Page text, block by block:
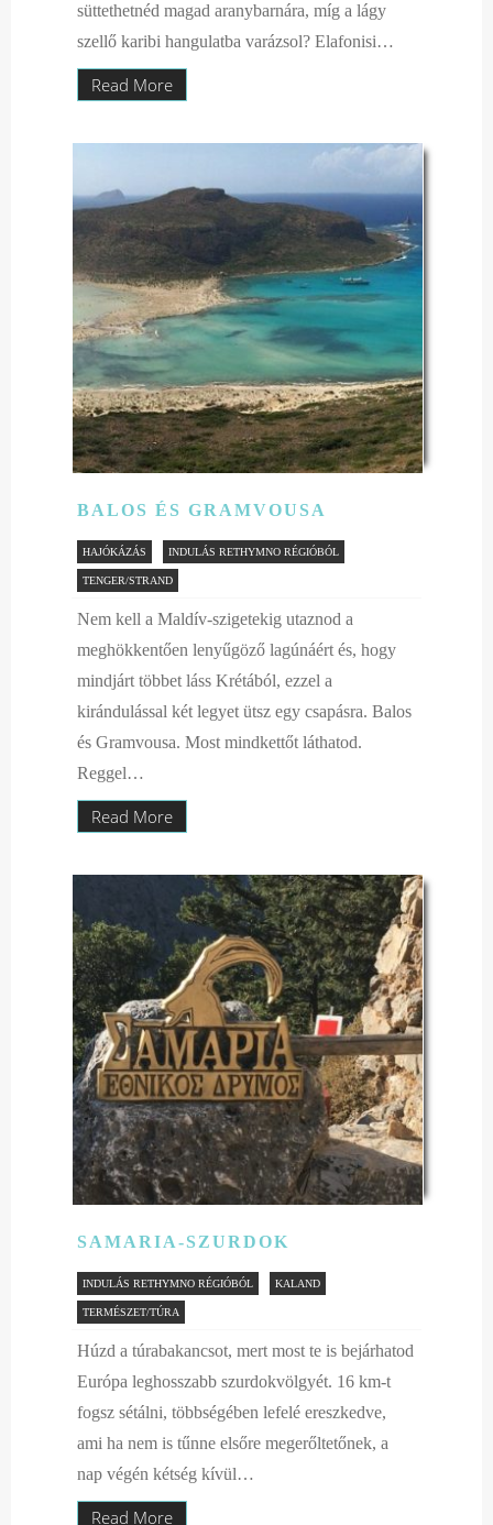
süttethetnéd magad aranybarnára, míg a lágy
szellő karibi hangulatba varázsol? Elafonisi…
Read More
BALOS ÉS GRAMVOUSA
HAJÓKÁZÁS INDULÁS RETHYMNO RÉGIÓBÓL
TENGER/STRAND
Nem kell a Maldív-szigetekig utaznod a
meghökkentően lenyűgöző lagúnáért és, hogy
mindjárt többet láss Krétából, ezzel a
kirándulással két legyet ütsz egy csapásra. Balos
és Gramvousa. Most mindkettőt láthatod.
Reggel…
Read More
SAMARIA-SZURDOK
INDULÁS RETHYMNO RÉGIÓBÓL KALAND
TERMÉSZET/TÚRA
Húzd a túrabakancsot, mert most te is bejárhatod
Európa leghosszabb szurdokvölgyét. 16 km-t
fogsz sétálni, többségében lefelé ereszkedve,
ami ha nem is tűnne elsőre megerőltetőnek, a
nap végén kétség kívül…
Read More